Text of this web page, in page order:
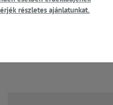
részletes ajánlatunkat.